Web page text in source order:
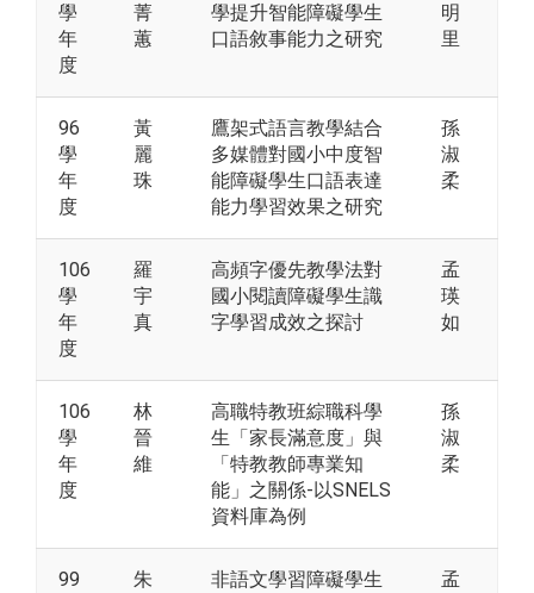
學
年
度
菁
蕙
學提升智能障礙學生
口語敘事能力之研究
明
里
96
學
年
度
黃
麗
珠
鷹架式語言教學結合
多媒體對國小中度智
能障礙學生口語表達
能力學習效果之研究
孫
淑
柔
106
學
年
度
羅
宇
真
高頻字優先教學法對
國小閱讀障礙學生識
字學習成效之探討
孟
瑛
如
106
學
年
度
林
晉
維
高職特教班綜職科學
生「家長滿意度」與
「特教教師專業知
能」之關係-以SNELS
資料庫為例
孫
淑
柔
99
朱
非語文學習障礙學生
孟